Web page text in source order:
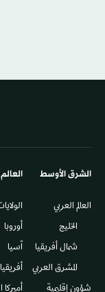
الشرق الأوسط​
العالم العربي
الخليج
شمال أفريقيا
المشرق العربي
شؤون إقليمية
العالم
أوروبا
آسيا
أفريقيا
أميركا